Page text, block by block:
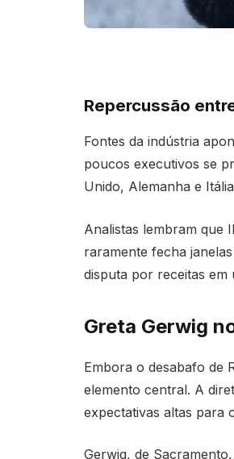
Repercussão
Fontes da indústria
poucos executivos se
Unido, Alemanha e
Analistas lembram que
raramente fecha
disputa por receitas
Greta Gerwig
Embora o desabafo de
elemento central. A
expectativas altas para
Gerwig, de